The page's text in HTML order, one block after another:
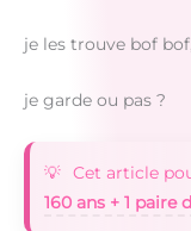
je les trouve bof
je garde ou pas ?
Cet article
160 ans + 1 paire